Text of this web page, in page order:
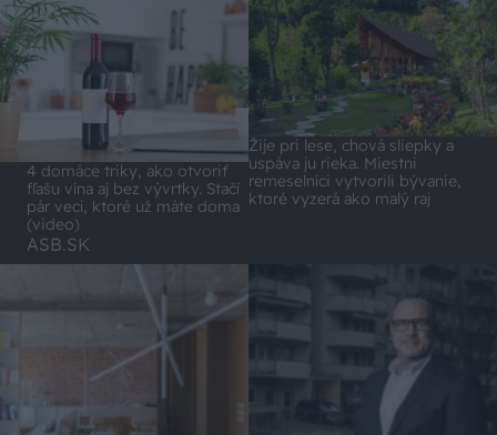
4 domáce triky, ako otvoriť
fľašu vína aj bez vývrtky. Stačí
pár vecí, ktoré už máte doma
(video)
Žije pri lese, chová sliepky a
uspáva ju rieka. Miestni
remeselníci vytvorili bývanie,
ktoré vyzerá ako malý raj
ASB.SK